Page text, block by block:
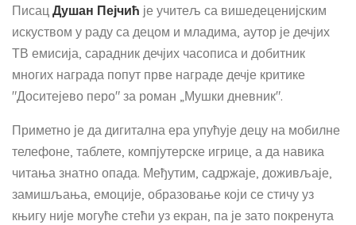
Писац Душан Пејчић је учитељ са вишедеценијским
искуством у раду са децом и младима, аутор је дечјих
ТВ емисија, сарадник дечјих часописа и добитник
многих награда попут прве награде дечје критике
"Доситејево перо" за роман „Мушки дневник".
Приметно је да дигитална ера упућује децу на мобилне
телефоне, таблете, компјутерске игрице, а да навика
читања знатно опада. Међутим, садржаје, доживљаје,
замишљања, емоције, образовање који се стичу уз
књигу није могуће стећи уз екран, па је зато покренута